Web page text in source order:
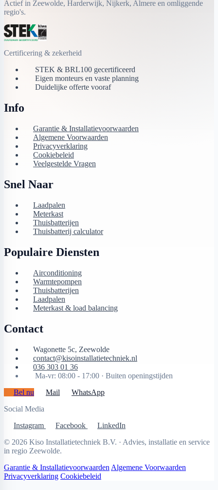
Actief in Zeewolde, Harderwijk, Nijkerk, Almere en omliggende
regio's.
Certificering & zekerheid
STEK & BRL100 gecertificeerd
Eigen monteurs en vaste planning
Duidelijke offerte vooraf
Info
Garantie & Installatievoorwaarden
Algemene Voorwaarden
Privacyverklaring
Cookiebeleid
Veelgestelde Vragen
Snel Naar
Laadpalen
Meterkast
Thuisbatterijen
Thuisbatterij calculator
Populaire Diensten
Airconditioning
Warmtepompen
Thuisbatterijen
Laadpalen
Meterkast & load balancing
Contact
Wagonette 5c, Zeewolde
contact@kisoinstallatietechniek.nl
036 303 01 36
Ma-vr: 08:00 - 17:00 · Buiten openingstijden
Bel nu
Mail
WhatsApp
Social Media
Instagram
Facebook
LinkedIn
© 2026 Kiso Installatietechniek B.V. · Advies, installatie en service
in regio Zeewolde.
Garantie & Installatievoorwaarden Algemene Voorwaarden
Privacyverklaring Cookiebeleid